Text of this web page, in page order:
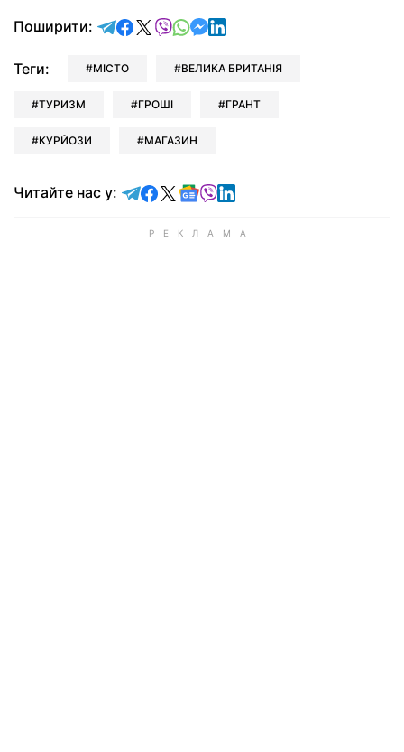
Поширити: відправити у Telegram
поділитись у Facebook
поділитись у X
відправити у Viber
відправити у Whatsapp
відправити у Messenger
відправити у LinkedIn
Теги: МІСТО ВЕЛИКА БРИТАНІЯ
ТУРИЗМ ГРОШІ ГРАНТ
КУРЙОЗИ МАГАЗИН
Читайте нас у: Читайте у Telegram
Читайте у Facebook
Читайте у X
Читайте у Google news
Читайте у Viber
Читайте у LinkedIn